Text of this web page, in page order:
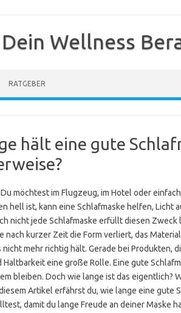
Dein Wellness
RATGEBER
hält eine gute
möchtest im Flugzeug, im Hotel oder
hell ist, kann eine Schlafmaske helfen, Licht
nicht jede Schlafmaske erfüllt diesen
nach kurzer Zeit die Form verliert, das
mehr richtig hält. Gerade bei Produkten,
Haltbarkeit eine große Rolle. Eine gute
bleiben. Doch wie lange ist das eigentlich?
Artikel erfährst du, wie lange eine gute
damit du lange Freude an deiner Maske